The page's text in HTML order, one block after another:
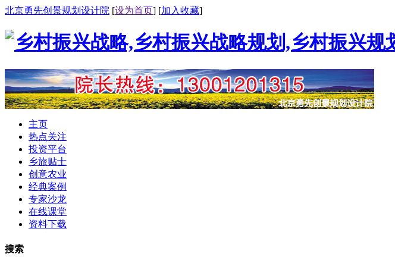
北京勇先创景规划设计院 [设为首页] [加入收藏]
主页
热点关注
投资平台
乡旅贴士
创意农业
经典案例
专家沙龙
在线课堂
资料下载
搜索